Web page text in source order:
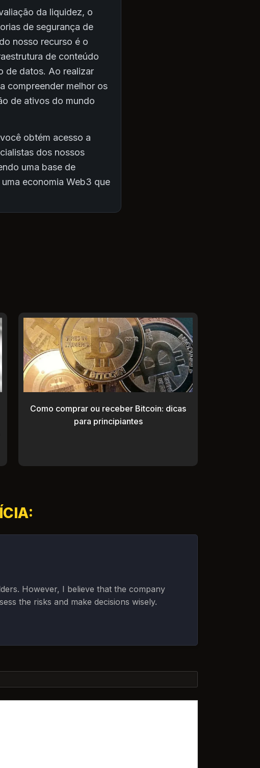
da liquidez, o
de segurança de
nosso recurso é o
de conteúdo
de datos. Ao realizar
compreender melhor os
de ativos do mundo
obtém acesso a
dos nossos
uma base de
economia Web3 que
Como comprar ou receber Bitcoin: dicas
para principiantes
However, I believe that the company
the risks and make decisions wisely.